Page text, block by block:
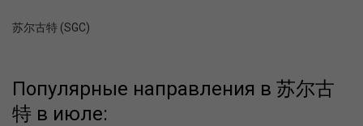
苏尔古特 (SGC)
Популярные направления в 苏尔古
特 в июле: